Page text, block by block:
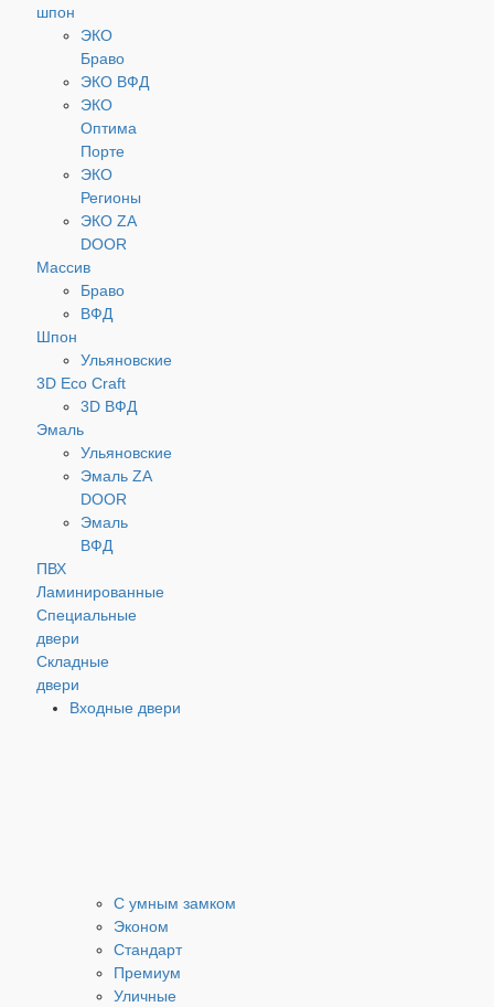
шпон
ЭКО
Браво
ЭКО ВФД
ЭКО
Оптима
Порте
ЭКО
Регионы
ЭКО ZA
DOOR
Массив
Браво
ВФД
Шпон
Ульяновские
3D Eco Craft
3D ВФД
Эмаль
Ульяновские
Эмаль ZA
DOOR
Эмаль
ВФД
ПВХ
Ламинированные
Специальные
двери
Складные
двери
Входные двери
С умным замком
Эконом
Стандарт
Премиум
Уличные